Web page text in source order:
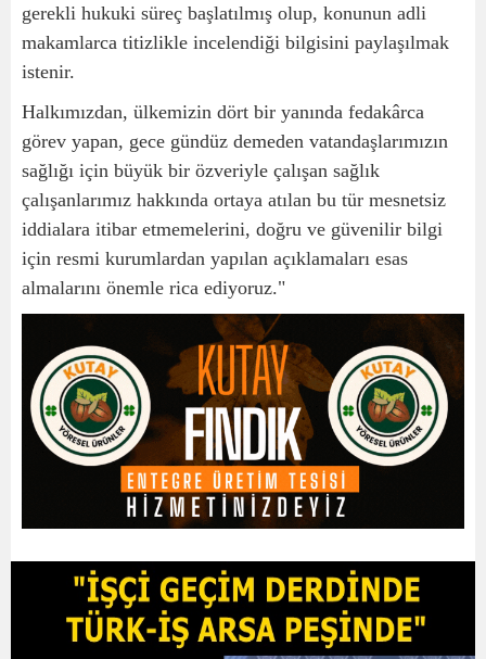
gerekli hukuki süreç başlatılmış olup, konunun adli
makamlarca titizlikle incelendiği bilgisini paylaşılmak
istenir.
Halkımızdan, ülkemizin dört bir yanında fedakârca
görev yapan, gece gündüz demeden vatandaşlarımızın
sağlığı için büyük bir özveriyle çalışan sağlık
çalışanlarımız hakkında ortaya atılan bu tür mesnetsiz
iddialara itibar etmemelerini, doğru ve güvenilir bilgi
için resmi kurumlardan yapılan açıklamaları esas
almalarını önemle rica ediyoruz."